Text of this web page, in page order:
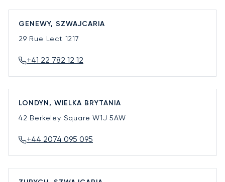
GENEWY, SZWAJCARIA
29 Rue Lect 1217
+41 22 782 12 12
LONDYN, WIELKA BRYTANIA
42 Berkeley SquareW1J 5AW
+44 2074 095 095